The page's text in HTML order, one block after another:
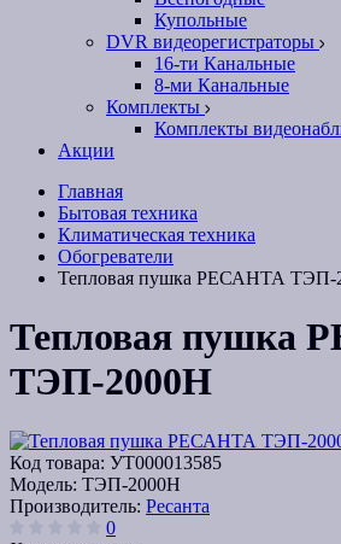
Купольные
DVR видеорегистраторы
16-ти Канальные
8-ми Канальные
Комплекты
Комплекты
Акции
Главная
Бытовая техника
Климатическая техника
Обогреватели
Тепловая пушка РЕСАНТА ТЭП-
Тепловая пушка
ТЭП-2000Н
Код товара: УТ000013585
Модель: ТЭП-2000Н
Производитель: Ресанта
0